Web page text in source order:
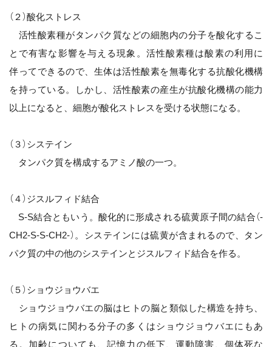
（２）酸化ストレス
活性酸素種がタンパク質などの細胞内の分子を酸化するこ
とで有害な影響を与える現象。活性酸素種は酸素の利用に
伴ってできるので、生体は活性酸素を無毒化する抗酸化機構
を持っている。しかし、活性酸素の産生が抗酸化機構の能力
以上になると、細胞が酸化ストレスを受ける状態になる。
（３）システイン
タンパク質を構成するアミノ酸の一つ。
（４）ジスルフィド結合
S‐S結合ともいう。酸化的に形成される硫黄原子間の結合（-
CH2-S-S-CH2-）。システインには硫黄が含まれるので、タン
パク質の中の他のシステインとジスルフィド結合を作る。
（５）ショウジョウバエ
ショウジョウバエの脳はヒトの脳と類似した構造を持ち、
ヒトの病気に関わる分子の多くはショウジョウバエにもあ
る。加齢についても、記憶力の低下、運動障害、個体死な